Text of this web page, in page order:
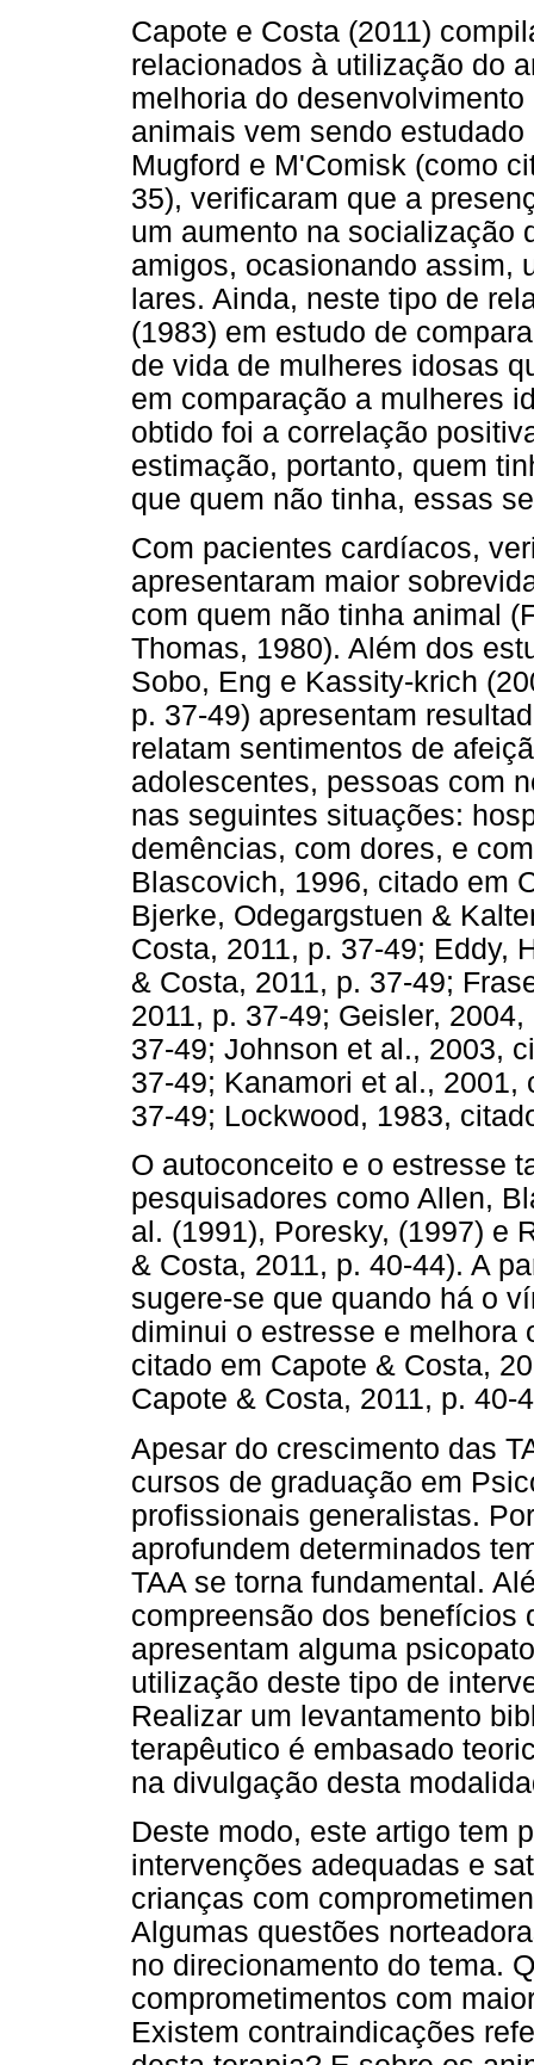
Capote e Costa (2011)
relacionados à utilização do
melhoria do
animais vem sendo
Mugford e M'Comisk (como
35), verificaram que a
um aumento na socialização
amigos, ocasionando assim,
lares. Ainda, neste tipo de
(1983) em estudo de
de vida de mulheres idosas
em comparação a mulheres
obtido foi a correlação
estimação, portanto, quem
que quem não tinha, essas
Com pacientes cardíacos,
apresentaram maior
com quem não tinha animal
Thomas, 1980). Além dos
Sobo, Eng e Kassity-krich
p. 37-49) apresentam
relatam sentimentos de
adolescentes, pessoas com
nas seguintes situações:
demências, com dores, e
Blascovich, 1996, citado em
Bjerke, Odegargstuen &
Costa, 2011, p. 37-49; Eddy,
& Costa, 2011, p. 37-49;
2011, p. 37-49; Geisler,
37-49; Johnson et al., 2003,
37-49; Kanamori et al., 2001,
37-49; Lockwood, 1983,
O autoconceito e o estresse
pesquisadores como Allen,
al. (1991), Poresky, (1997) e
& Costa, 2011, p. 40-44). A
sugere-se que quando há o
diminui o estresse e melhora
citado em Capote & Costa,
Capote & Costa, 2011, p. 40-
Apesar do crescimento das
cursos de graduação em
profissionais generalistas.
aprofundem determinados
TAA se torna fundamental.
compreensão dos benefícios
apresentam alguma
utilização deste tipo de
Realizar um levantamento
terapêutico é embasado
na divulgação desta
Deste modo, este artigo tem
intervenções adequadas e
crianças com
Algumas questões
no direcionamento do tema.
comprometimentos com
Existem contraindicações